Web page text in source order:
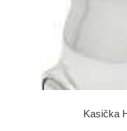
Kasička